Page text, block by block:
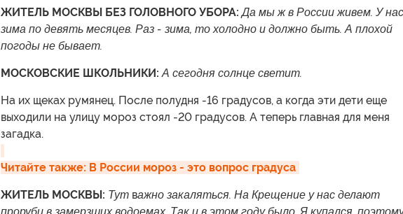
ЖИТЕЛЬ МОСКВЫ БЕЗ ГОЛОВНОГО УБОРА:Да мы ж в России живем. У нас
зима по девять месяцев. Раз - зима, то холодно и должно быть. А плохой
погоды не бывает.
МОСКОВСКИЕ ШКОЛЬНИКИ:А сегодня солнце светит.
На их щеках румянец. После полудня -16 градусов, а когда эти дети еще
выходили на улицу мороз стоял -20 градусов. А теперь главная для меня
загадка.
Читайте также: В России мороз - это вопрос градуса
ЖИТЕЛЬ МОСКВЫ: Тут важно закаляться. На Крещение у нас делают